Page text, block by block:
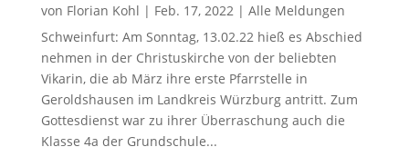
von Florian Kohl | Feb. 17, 2022| Alle Meldungen
Schweinfurt: Am Sonntag, 13.02.22 hieß es Abschied
nehmen in der Christuskirche von der beliebten
Vikarin, die ab März ihre erste Pfarrstelle in
Geroldshausen im Landkreis Würzburg antritt. Zum
Gottesdienst war zu ihrer Überraschung auch die
Klasse 4a der Grundschule...